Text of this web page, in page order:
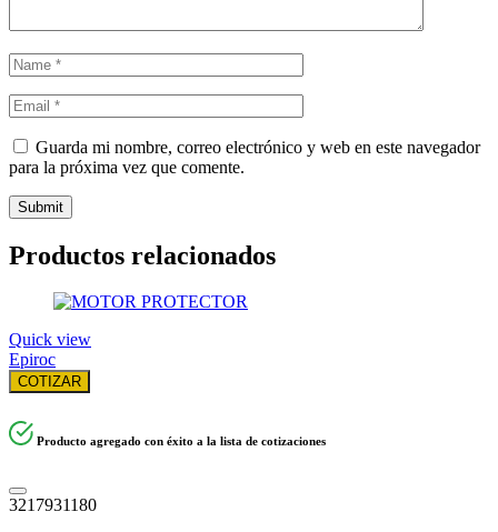
Guarda mi nombre, correo electrónico y web en este navegador
para la próxima vez que comente.
Productos relacionados
Quick view
Epiroc
COTIZAR
Producto agregado con éxito a la lista de cotizaciones
3217931180